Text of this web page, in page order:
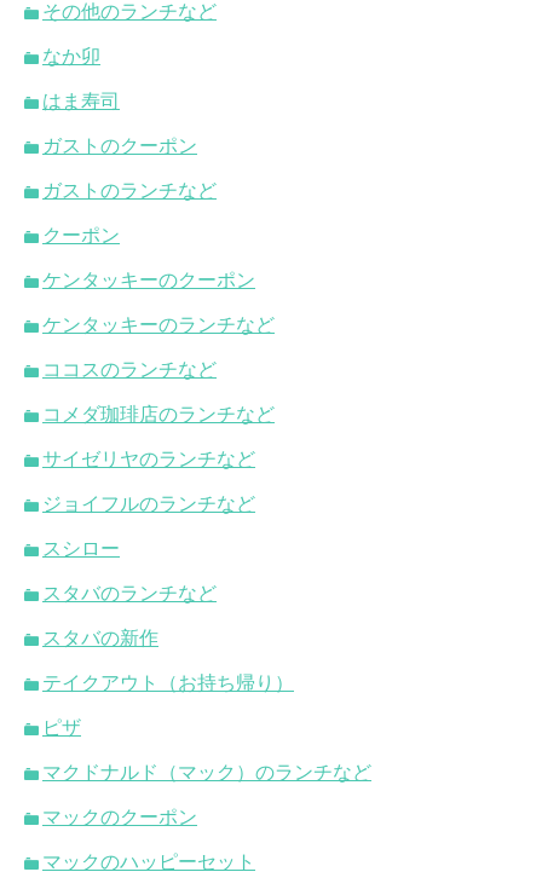
その他のランチなど
なか卯
はま寿司
ガストのクーポン
ガストのランチなど
クーポン
ケンタッキーのクーポン
ケンタッキーのランチなど
ココスのランチなど
コメダ珈琲店のランチなど
サイゼリヤのランチなど
ジョイフルのランチなど
スシロー
スタバのランチなど
スタバの新作
テイクアウト（お持ち帰り）
ピザ
マクドナルド（マック）のランチなど
マックのクーポン
マックのハッピーセット